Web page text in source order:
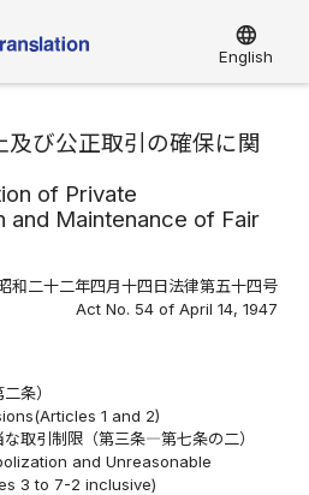
language
English
及び公正取引の確保に関
of Private
and Maintenance of Fair
和二十二年四月十四日法律第五十四号
Act No. 54 of April 14, 1947
条）
1 and 2)
取引制限（第三条―第七条の二）
and Unreasonable
3 to 7-2 inclusive)